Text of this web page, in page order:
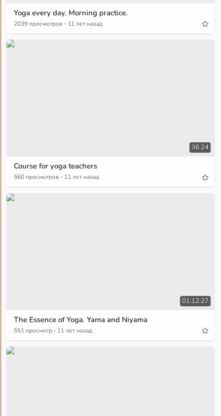
Yoga every day. Morning practice.
2039 просмотров · 11 лет назад
36:24
Course for yoga teachers
560 просмотров · 11 лет назад
01:12:27
The Essence of Yoga. Yama and Niyama
551 просмотр · 11 лет назад